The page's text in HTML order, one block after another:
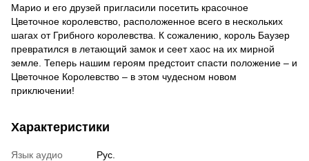
Марио и его друзей пригласили посетить красочное
Цветочное королевство, расположенное всего в нескольких
шагах от Грибного королевства. К сожалению, король Баузер
превратился в летающий замок и сеет хаос на их мирной
земле. Теперь нашим героям предстоит спасти положение – и
Цветочное Королевство – в этом чудесном новом
приключении!
Характеристики
Язык аудио
Рус.